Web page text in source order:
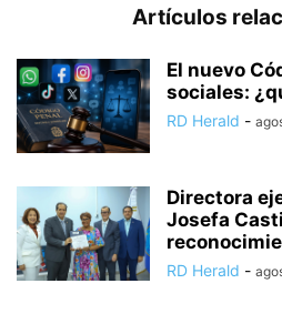
Artículos
El nuevo
sociales:
RD Herald -
Directora
Josefa
RD Herald -